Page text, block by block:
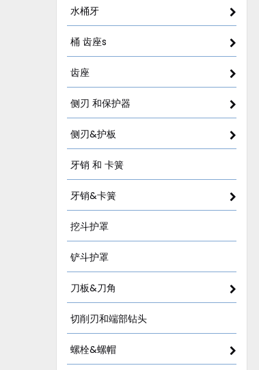
水桶牙
桶 齿座s
齿座
侧刃 和保护器
侧刃&护板
牙销 和 卡簧
牙销&卡簧
挖斗护罩
铲斗护罩
刀板&刀角
切削刃和端部钻头
螺栓&螺帽